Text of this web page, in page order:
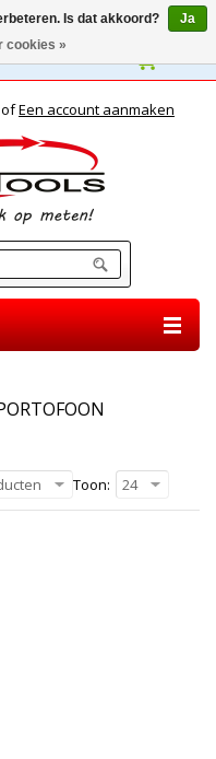
ofEen account aanmaken
Toon: 24
Is dat akkoord?
Ja
cookies »